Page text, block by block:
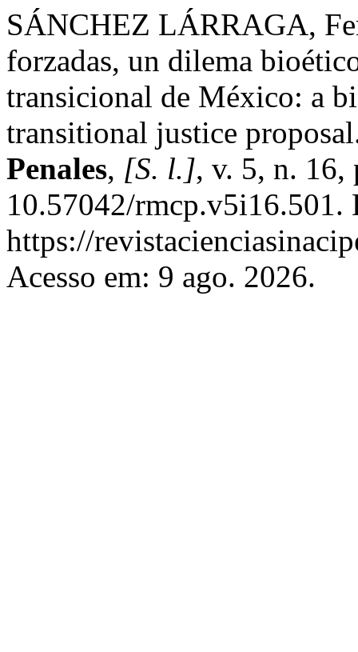
SÁNCHEZ LÁRRAGA,
forzadas, un dilema
transicional de México: a
transitional justice
Penales, [S. l.], v. 5, n. 16,
10.57042/rmcp.v5i16.501.
https://
Acesso em: 9 ago. 2026.